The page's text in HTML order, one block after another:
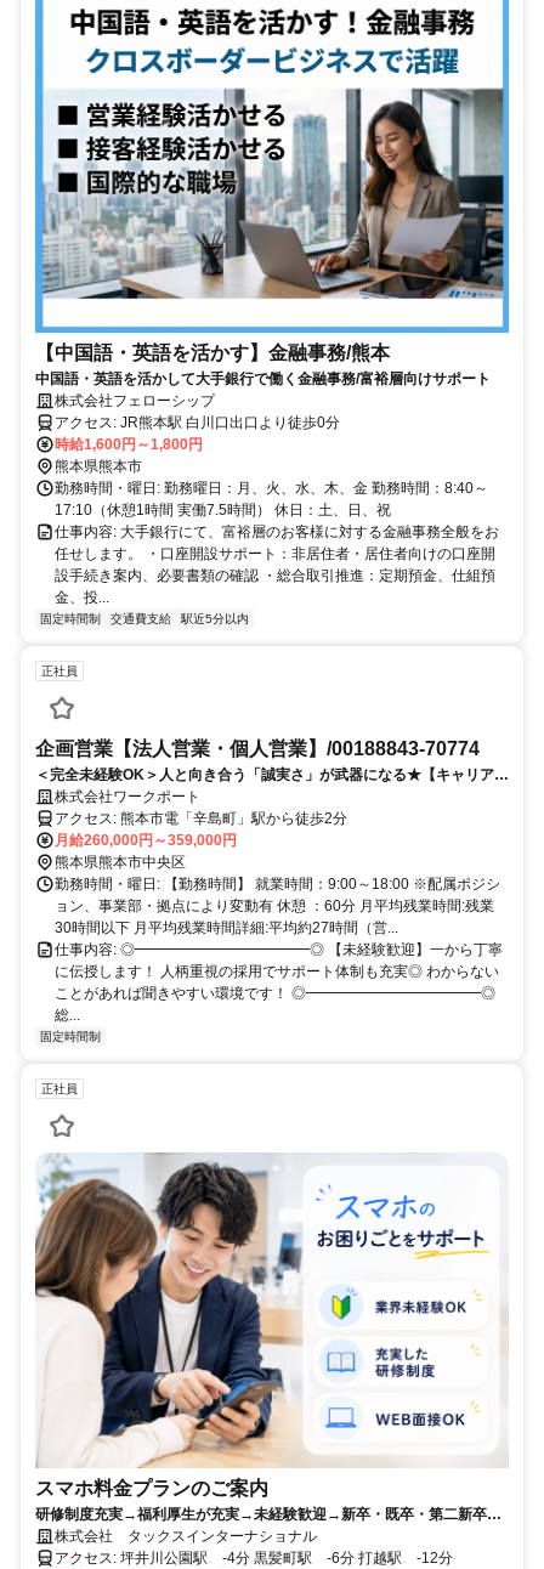
【中国語・英語を活かす】金融事務/熊本
中国語・英語を活かして大手銀行で働く金融事務/富裕層向けサポート
株式会社フェローシップ
アクセス: JR熊本駅 白川口出口より徒歩0分
時給1,600円～1,800円
熊本県熊本市
勤務時間・曜日: 勤務曜日：月、火、水、木、金 勤務時間：8:40～
17:10（休憩1時間 実働7.5時間） 休日：土、日、祝
仕事内容: 大手銀行にて、富裕層のお客様に対する金融事務全般をお
任せします。 ・口座開設サポート：非居住者・居住者向けの口座開
設手続き案内、必要書類の確認 ・総合取引推進：定期預金、仕組預
金、投...
固定時間制 交通費支給 駅近5分以内
正社員
企画営業【法人営業・個人営業】/00188843-70774
＜完全未経験OK＞人と向き合う「誠実さ」が武器になる★【キャリアア
ドバイザー/リクルーティングアドバイザー】｜新人研修部署あり！未経
験でも安心の教育システム｜お客様に「選択肢」を提供する総合型人材
紹介会社｜福利厚生充実◉｜無借金経営の安心基盤
株式会社ワークポート
アクセス: 熊本市電「辛島町」駅から徒歩2分
月給260,000円～359,000円
熊本県熊本市中央区
勤務時間・曜日: 【勤務時間】 就業時間：9:00～18:00 ※配属ポジシ
ョン、事業部・拠点により変動有 休憩 ：60分 月平均残業時間:残業
30時間以下 月平均残業時間詳細:平均約27時間（営...
仕事内容: ◎━━━━━━━━━━━━◎ 【未経験歓迎】一から丁寧
に伝授します！ 人柄重視の採用でサポート体制も充実◎ わからない
ことがあれば聞きやすい環境です！ ◎━━━━━━━━━━━━◎
総...
固定時間制
正社員
スマホ料金プランのご案内
研修制度充実→福利厚生が充実→未経験歓迎→新卒・既卒・第二新卒歓
迎→安定した業界→簡単応募→スキルアップ・キャリアアップ可→資格
取得支援制度有→交通費支給→社会保険完備
株式会社 タックスインターナショナル
アクセス: 坪井川公園駅 -4分 黒髪町駅 -6分 打越駅 -12分